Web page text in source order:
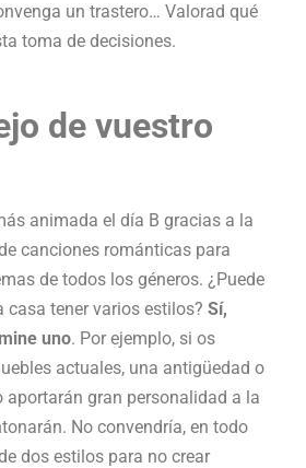
un trastero… Valorad qué
toma de decisiones.
de vuestro
animada el día B gracias a la
canciones románticas para
de todos los géneros. ¿Puede
casa tener varios estilos? Sí,
uno. Por ejemplo, si os
actuales, una antigüedad o
aportarán gran personalidad a la
No convendría, en todo
dos estilos para no crear